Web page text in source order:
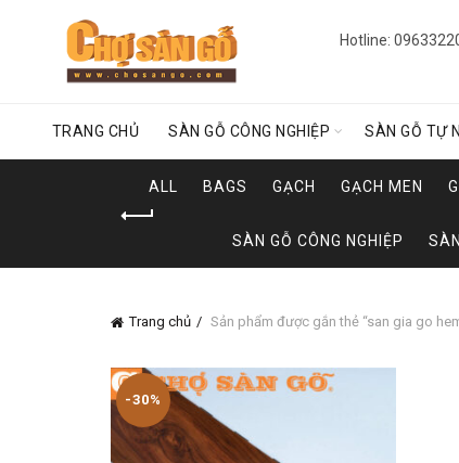
Hotline:
TRANG CHỦ SÀN GỖ CÔNG NGHIỆP SÀN GỖ TỰ
ALL BAGS GẠCH GẠCH MEN
SÀN GỖ CÔNG NGHIỆP
Trang chủ Sản phẩm được gắn thẻ “san gia go
-30%